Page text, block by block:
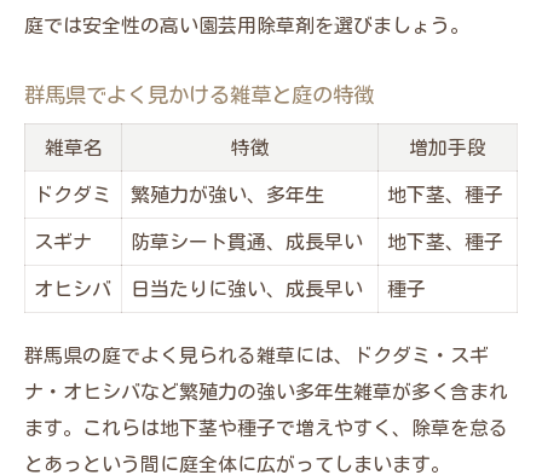
庭では安全性の高い園芸用除草剤を選びましょう。
群馬県でよく見かける雑草と庭の特徴
雑草名 特徴 増加手段
ドクダミ 繁殖力が強い、多年生 地下茎、種子
スギナ 防草シート貫通、成長早い 地下茎、種子
オヒシバ 日当たりに強い、成長早い 種子
群馬県の庭でよく見られる雑草には、ドクダミ・スギ
ナ・オヒシバなど繁殖力の強い多年生雑草が多く含まれ
ます。これらは地下茎や種子で増えやすく、除草を怠る
とあっという間に庭全体に広がってしまいます。